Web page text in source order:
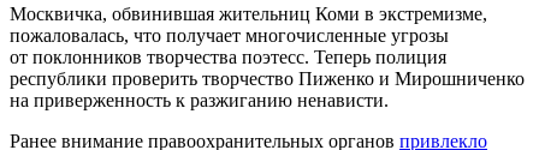
Москвичка, обвинившая жительниц Коми в экстремизме,
пожаловалась, что получает многочисленные угрозы
от поклонников творчества поэтесс. Теперь полиция
республики проверить творчество Пиженко и Мирошниченко
на приверженность к разжиганию ненависти.
Ранее внимание правоохранительных органов привлекло